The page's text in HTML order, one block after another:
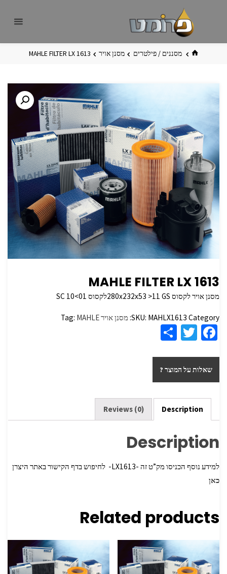
בית מסננים / פילטרים מסנן אויר MAHLE FILTER LX 1613
MAHLE FILTER LX 1613
מסנן אויר לקסוס 280x232x53 >11 GSלקסוס SC 10<01
SKU: MAHLX1613 Category: מסנן אויר Tag: MAHLE
Fa
b
o
o
k
T
tt
er
ar
e
שאלות על המוצר ?
Description
Reviews (0)
Description
למידע נוסף הכניסו מק”ט זה -LX1613- לחיפוש בדף הקישור באתר היצרן
כאן
Related products